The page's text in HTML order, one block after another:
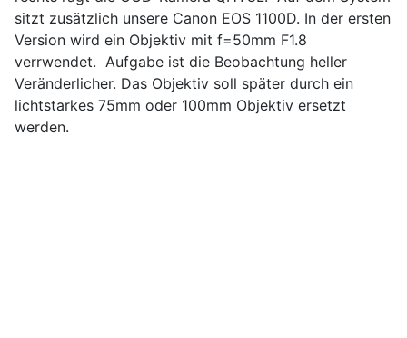
sitzt zusätzlich unsere Canon EOS 1100D. In der ersten
Version wird ein Objektiv mit f=50mm F1.8
verrwendet. Aufgabe ist die Beobachtung heller
Veränderlicher. Das Objektiv soll später durch ein
lichtstarkes 75mm oder 100mm Objektiv ersetzt
werden.